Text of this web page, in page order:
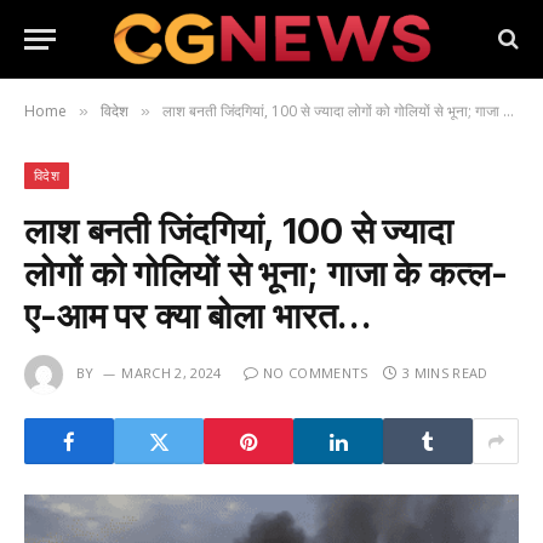
Home » विदेश » लाश बनती जिंदगियां, 100 से ज्यादा लोगों को गोलियों से भूना; गाजा के कत्ल-ए-आम पर क्या बोला भारत…
विदेश
लाश बनती जिंदगियां, 100 से ज्यादा
लोगों को गोलियों से भूना; गाजा के कत्ल-
ए-आम पर क्या बोला भारत…
BY MARCH 2, 2024 NO COMMENTS 3 MINS READ